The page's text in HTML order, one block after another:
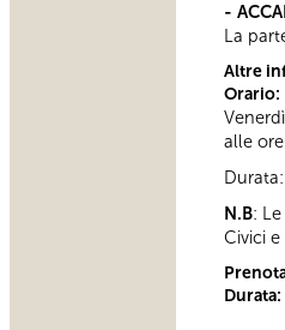
-
La
Altre
Orario:
alle
N.B:
Civici
Durata: